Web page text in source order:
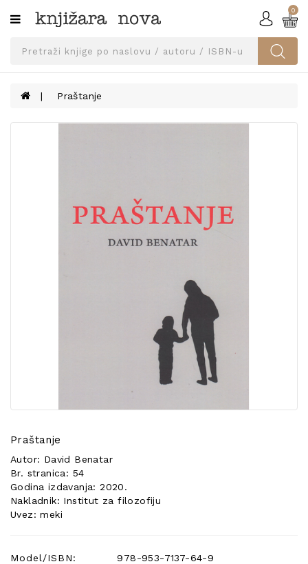
Kategorije
SVEUČILIŠNA
UDŽBENICI
KNJIGE
0
Praštanje
Praštanje
Autor: David Benatar
Br. stranica: 54
Godina izdavanja: 2020.
Nakladnik: Institut za filozofiju
Uvez: meki
Model/ISBN:
978-953-7137-64-9